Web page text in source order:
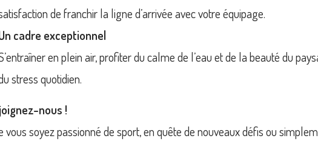
de franchir la ligne d’arrivée avec votre équipage.
cadre exceptionnel
en plein air, profiter du calme de l’eau et de la beauté du
stress quotidien.
nous !
vous soyez passionné de sport, en quête de nouveaux défis ou